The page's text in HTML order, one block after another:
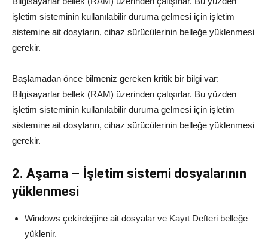
işletim sisteminin kullanılabilir duruma gelmesi için işletim
sistemine ait dosyların, cihaz sürücülerinin belleğe yüklenmesi
gerekir.
Başlamadan önce bilmeniz gereken kritik bir bilgi var:
Bilgisayarlar bellek (RAM) üzerinden çalışırlar. Bu yüzden
işletim sisteminin kullanılabilir duruma gelmesi için işletim
sistemine ait dosyların, cihaz sürücülerinin belleğe yüklenmesi
gerekir.
2. Aşama – İşletim sistemi dosyalarının
yüklenmesi
Windows çekirdeğine ait dosyalar ve Kayıt Defteri belleğe
yüklenir.